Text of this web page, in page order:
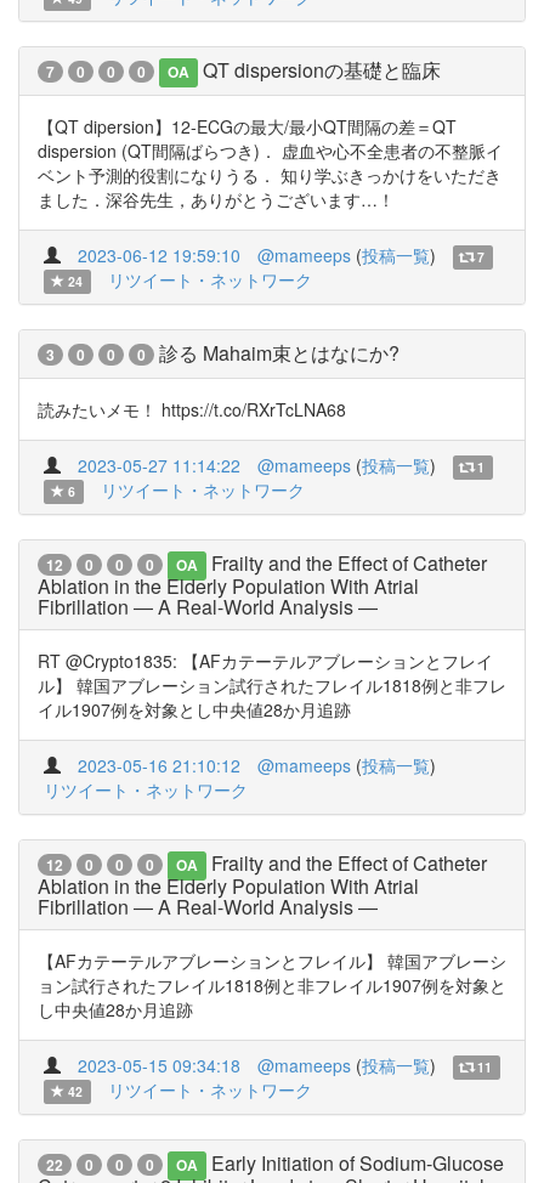
7 0 0 0 OA QT dispersionの基礎と臨床
【QT dipersion】12-ECGの最大/最小QT間隔の差＝QT
dispersion (QT間隔ばらつき)． 虚血や心不全患者の不整脈イ
ベント予測的役割になりうる． 知り学ぶきっかけをいただき
ました．深谷先生，ありがとうございます…！
2023-06-12 19:59:10 @mameeps (投稿一覧)
7
24
リツイート・ネットワーク
3 0 0 0 診る Mahaim束とはなにか?
読みたいメモ！ https://t.co/RXrTcLNA68
2023-05-27 11:14:22 @mameeps (投稿一覧)
1
6
リツイート・ネットワーク
12 0 0 0 OA
Frailty and the Effect of Catheter
Ablation in the Elderly Population With Atrial
Fibrillation ― A Real-World Analysis ―
RT @Crypto1835: 【AFカテーテルアブレーションとフレイ
ル】 韓国アブレーション試行されたフレイル1818例と非フレ
イル1907例を対象とし中央値28か月追跡
2023-05-16 21:10:12 @mameeps (投稿一覧)
リツイート・ネットワーク
12 0 0 0 OA
Frailty and the Effect of Catheter
Ablation in the Elderly Population With Atrial
Fibrillation ― A Real-World Analysis ―
【AFカテーテルアブレーションとフレイル】 韓国アブレーシ
ョン試行されたフレイル1818例と非フレイル1907例を対象と
し中央値28か月追跡
2023-05-15 09:34:18 @mameeps (投稿一覧)
11
42
リツイート・ネットワーク
22 0 0 0 OA
Early Initiation of Sodium-Glucose